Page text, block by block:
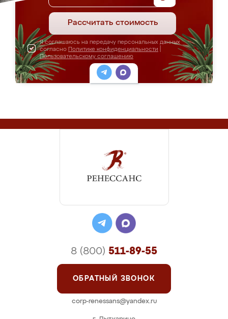
Рассчитать стоимость
Я соглашаюсь на передачу персональных данных
согласно Политике конфиденциальности
Пользовательскому соглашению
8 (800) 511-89-55
ОБРАТНЫЙ ЗВОНОК
corp-renessans@yandex.ru